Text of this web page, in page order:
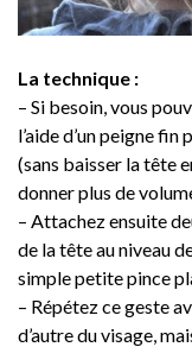
La technique :
– Si besoin, vous
l’aide d’un peigne fin
(sans baisser la tête
donner plus de
– Attachez ensuite
de la tête au niveau
simple petite pince
– Répétez ce geste
d’autre du visage,